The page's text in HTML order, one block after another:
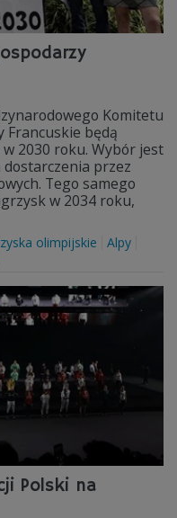
Komitetu
Francuskie będą
2030 roku. Wybór jest
przez
Tego samego
w 2034 roku,
olimpijskie
Alpy
Polski na